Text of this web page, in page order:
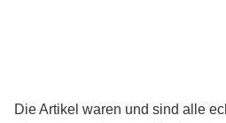
Die Artikel waren und sind alle